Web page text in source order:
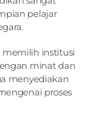
pelajar
memilih institusi
minat dan
menyediakan
proses